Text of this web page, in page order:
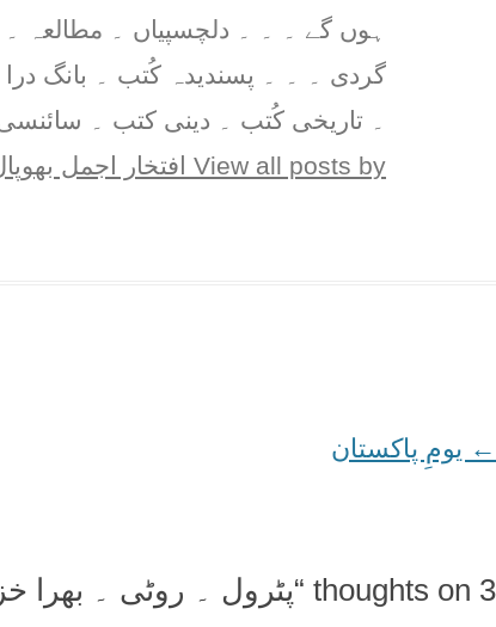
ہوں گے ۔ ۔ ۔ دلچسپیاں ۔
گردی ۔ ۔ ۔ پسندیدہ کُتب ۔ بانگ
۔ تاریخی کُتب ۔ دینی کتب ۔
View all posts by افتخار اجمل بھوپال
Post
← یومِ پاکستان
3 thoughts on “ پٹرول ۔ روٹی ۔ بھرا